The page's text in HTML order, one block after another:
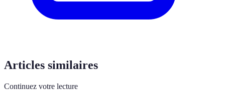
Articles similaires
Continuez votre lecture